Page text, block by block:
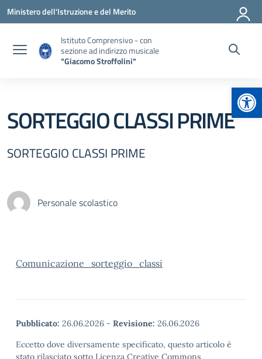
Vai ai contenuti
Vai al menu di navigazione
Vai al footer
Ministero dell'Istruzione e del Merito
Istituto Comprensivo - con
sezione ad indirizzo musicale
"Giacomo Stroffolini"
SORTEGGIO CLASSI PRIME
SORTEGGIO CLASSI PRIME
Personale scolastico
Comunicazione_sorteggio_classi
Pubblicato: 26.06.2026 - Revisione: 26.06.2026
Eccetto dove diversamente specificato, questo articolo è
stato rilasciato sotto Licenza Creative Commons